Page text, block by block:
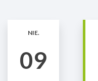
NIE.
09